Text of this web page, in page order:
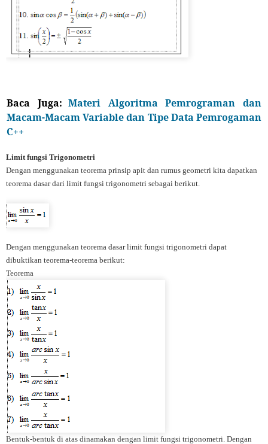
Baca Juga: Materi Algoritma Pemrograman dan
Macam-Macam Variable dan Tipe Data Pemrogaman
C++
Limit fungsi Trigonometri
Dengan menggunakan teorema prinsip apit dan rumus geometri kita dapatkan
teorema dasar dari limit fungsi trigonometri sebagai berikut.
Dengan menggunakan teorema dasar limit fungsi trigonometri dapat
dibuktikan teorema-teorema berikut:
Teorema
Bentuk-bentuk di atas dinamakan dengan limit fungsi trigonometri. Dengan